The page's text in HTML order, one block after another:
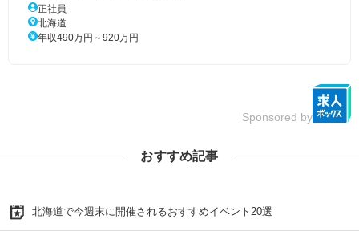
正社員
北海道
年収490万円～920万円
Sponsored by
おすすめ記事
北海道で今週末に開催されるおすすめイベント20選